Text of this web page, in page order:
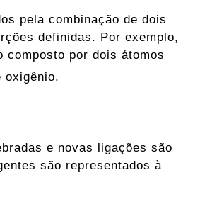
pela combinação de dois
definidas. Por exemplo,
composto por dois átomos
oxigênio.
e novas ligações são
são representados à